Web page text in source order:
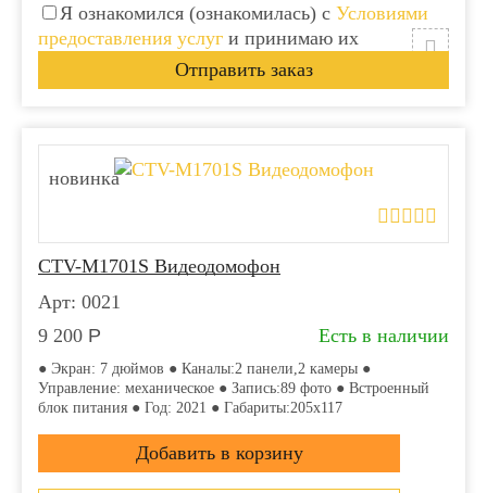
Я ознакомился (ознакомилась) с Условиями
предоставления услуг и принимаю их
новинка
CTV-M1701S Видеодомофон
Арт: 0021
9 200 Р Есть в наличии
● Экран: 7 дюймов ● Каналы:2 панели,2 камеры ●
Управление: механическое ● Запись:89 фото ● Встроенный
блок питания ● Год: 2021 ● Габариты:205x117